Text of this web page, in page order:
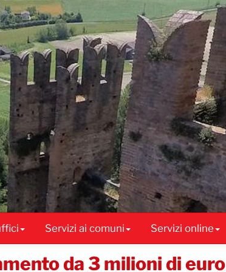
Servizi ai comuni Servizi online
da 3 milioni di euro